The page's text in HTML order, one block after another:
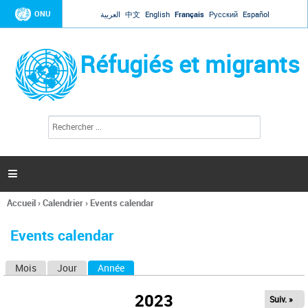
Jump to navigation
ONU العربية 中文 English Français Русский Español
Réfugiés et migrants
l
c
h
e

Vous
ici
Accueil›Calendrier› Events calendar
Events calendar
Mois Jour Année
2023 Suiv. »